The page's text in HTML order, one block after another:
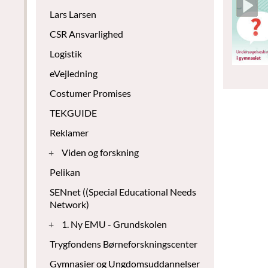
Lars Larsen
CSR Ansvarlighed
Logistik
eVejledning
Costumer Promises
TEKGUIDE
Reklamer
+
Viden og forskning
Pelikan
SENnet ((Special Educational Needs
Network)
+
1. Ny EMU - Grundskolen
Trygfondens Børneforskningscenter
Gymnasier og Ungdomsuddannelser